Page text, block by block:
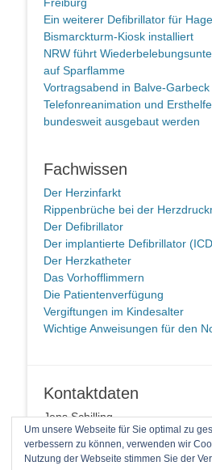
Freiburg
Ein weiterer Defibrillator für
Bismarckturm-Kiosk installiert
NRW führt
auf Sparflamme
Vortragsabend in Balve-
Telefonreanimation und
bundesweit ausgebaut werden
Fachwissen
Der Herzinfarkt
Rippenbrüche bei der
Der Defibrillator
Der implantierte Defibrillator
Der Herzkatheter
Das Vorhofflimmern
Die Patientenverfügung
Vergiftungen im Kindesalter
Wichtige Anweisungen für den
Kontaktdaten
Jens Schilling
58091 Hagen
Telefon: +49 2337 94 90 14 1
Um unsere Webseite für Sie optimal zu
verbessern zu können, verwenden wir
Nutzung der Webseite stimmen Sie der